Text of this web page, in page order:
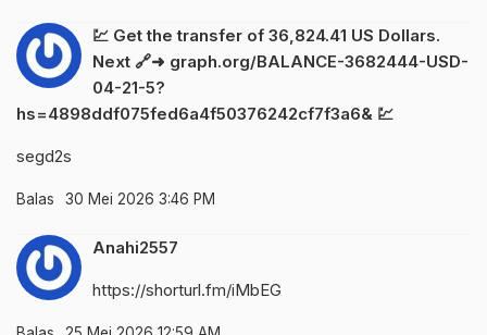
💹 Get the transfer of 36,824.41 US Dollars.
Next 🔗➜ graph.org/BALANCE-3682444-USD-
04-21-5?
hs=4898ddf075fed6a4f50376242cf7f3a6& 💹
segd2s
Balas 30 Mei 2026 3:46 PM
Anahi2557
https://shorturl.fm/iMbEG